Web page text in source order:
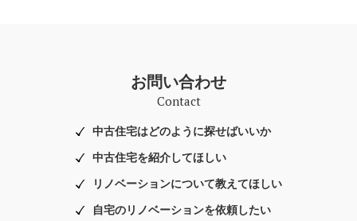
お問い合わせ
Contact
中古住宅はどのように探せばいいか
中古住宅を紹介してほしい
リノベーションについて教えてほしい
自宅のリノベーションを依頼したい